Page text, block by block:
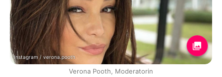
Instagram / verona.pooth
Verona Pooth, Moderatorin